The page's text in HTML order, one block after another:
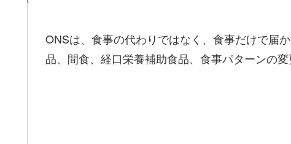
ONSは、食事の代わりではなく、食事だけで届
品、間食、経口栄養補助食品、食事パターンの